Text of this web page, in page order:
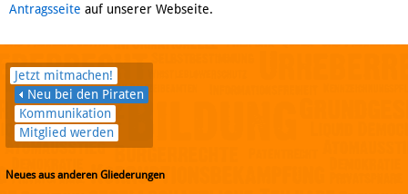
Antragsseite auf unserer Webseite.
Jetzt mitmachen!
Neu bei den Piraten
Kommunikation
Mitglied werden
Neues aus anderen Gliederungen